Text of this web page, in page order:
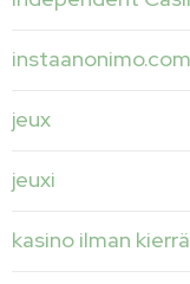
jeux
jeuxi
kasino ilman